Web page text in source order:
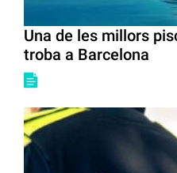
Una de les millors
troba a Barcelona